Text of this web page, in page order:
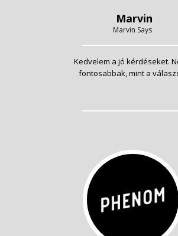
Marvin
Marvin Says
Kedvelem a jó kérdéseket.
fontosabbak, mint a